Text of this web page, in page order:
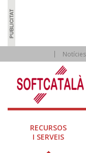
Notícies
RECURSOS
I SERVEIS